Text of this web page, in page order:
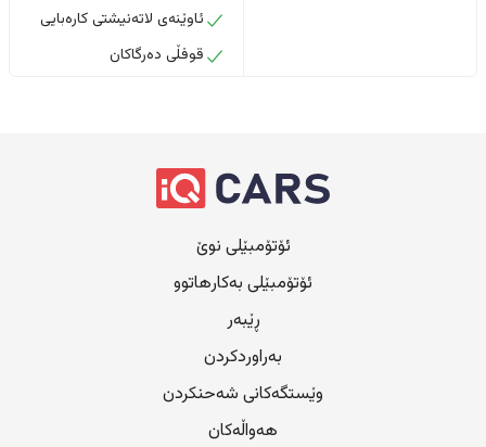
ئاوێنەی لاتەنیشتی کارەبایی
قوفڵی دەرگاکان
ئۆتۆمبێلی نوێ
ئۆتۆمبێلی بەکارهاتوو
ڕێبەر
بەراوردکردن
وێستگەکانی شەحنکردن
هەواڵەکان